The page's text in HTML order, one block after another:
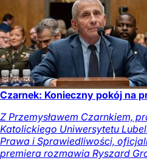
Czarnek: Konieczny pokój na
Z Przemysławem Czarnkiem,
Katolickiego Uniwersytetu
Prawa i Sprawiedliwości,
premiera rozmawia Ryszard